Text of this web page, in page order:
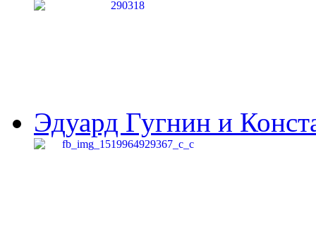
Эдуард Гугнин и